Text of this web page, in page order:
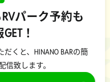
パーク予約も
！
だくと、HINANO BARの簡
信致します。